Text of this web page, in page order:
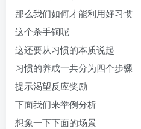
那么我们如何才能利用好习惯
这个杀手锏呢
这还要从习惯的本质说起
习惯的养成一共分为四个步骤
提示渴望反应奖励
下面我们来举例分析
想象一下下面的场景